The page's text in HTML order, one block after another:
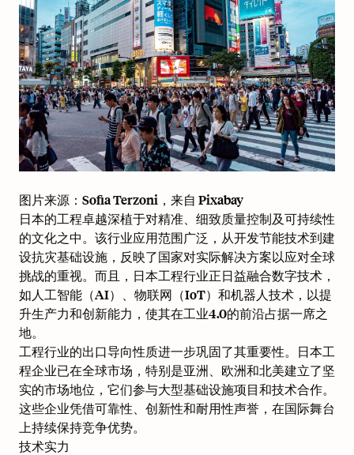
图片来源： Sofia Terzoni ，来自 Pixabay
日本的工程卓越深植于对精准、细致质量控制及可持续性
的文化之中。该行业应用范围广泛，从开发节能技术到建
设抗灾基础设施，反映了国家对实际解决方案以应对全球
挑战的重视。而且，日本工程行业正日益融合数字技术，
如人工智能（AI）、物联网（IoT）和机器人技术，以提
升生产力和创新能力，使其在工业4.0的前沿占据一席之
地。
工程行业的出口导向性质进一步巩固了其重要性。日本工
程企业已在全球市场，特别是亚洲、欧洲和北美建立了坚
实的市场地位，它们参与大型基础设施项目和技术合作。
这些企业凭借可靠性、创新性和耐用性声誉，在国际舞台
上持续保持竞争优势。
技术实力